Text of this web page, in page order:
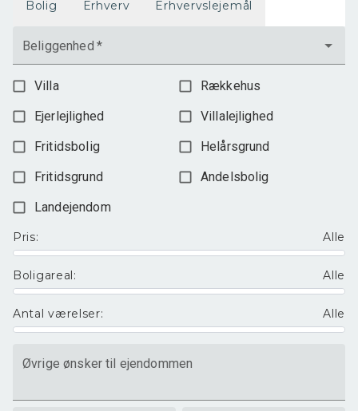
Bolig Erhverv Erhvervslejemål
Beliggenhed *
Villa
Rækkehus
Ejerlejlighed
Villalejlighed
Fritidsbolig
Helårsgrund
Fritidsgrund
Andelsbolig
Landejendom
Pris: Alle
Boligareal: Alle
Antal værelser: Alle
Øvrige ønsker til ejendommen